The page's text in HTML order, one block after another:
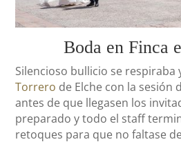
Boda en Finca
Silencioso bullicio se respiraba
Torrero de Elche con la sesión
antes de que llegasen los
preparado y todo el staff
retoques para que no faltase